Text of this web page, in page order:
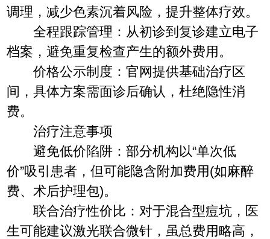
调理，减少色素沉着风险，提升整体疗效。
全程跟踪管理：从初诊到复诊建立电子
档案，避免重复检查产生的额外费用。
价格公示制度：官网提供基础治疗区
间，具体方案需面诊后确认，杜绝隐性消
费。
治疗注意事项
避免低价陷阱：部分机构以“单次低
价”吸引患者，但可能隐含附加费用(如麻醉
费、术后护理包)。
联合治疗性价比：对于混合型痘坑，医
生可能建议激光联合微针，虽总费用略高，